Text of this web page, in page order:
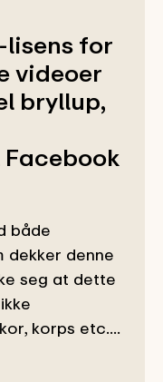
lisens for
videoer
bryllup,
både
dekker denne
seg at dette
korps etc....